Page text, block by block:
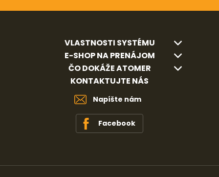
VLASTNOSTI SYSTÉMU
E-SHOP NA PRENÁJOM
ČO DOKÁŽE ATOMER
KONTAKTUJTE NÁS
Napíšte nám
Facebook